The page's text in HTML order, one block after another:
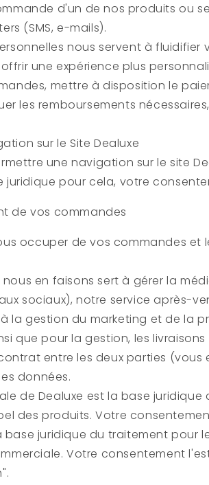
d'un de nos produits ou
(SMS, e-mails).
nous servent à fluidifier
une expérience plus
mettre à disposition le
les remboursements
sur le SiteDealuxe
une navigation sur le site
juridique pour cela, votre
de vos commandes
occuper de vos commandes et
nous en faisons sert à gérer la
sociaux), notre service après-
la gestion du marketing et de la
que pour la gestion, les
entre les deux parties (vous
données.
de Dealuxe est la base juridique
des produits. Votre
base juridique du traitement pour
Votre consentement